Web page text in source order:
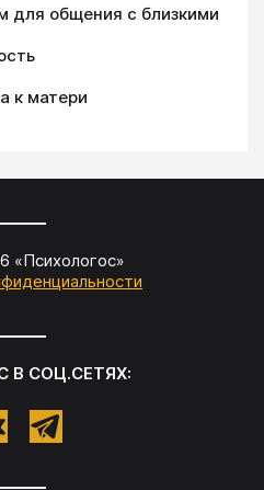
для общения с близкими
к матери
«Психологос»
В СОЦ.СЕТЯХ: